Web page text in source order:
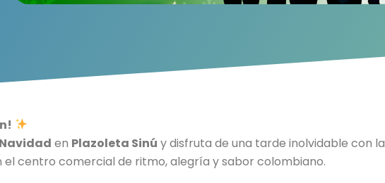
en Plazoleta Sinú y disfruta de una tarde inolvidable con la
el centro comercial de ritmo, alegría y sabor colombiano.